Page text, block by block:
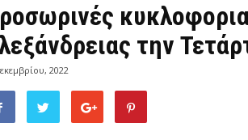
την
2022